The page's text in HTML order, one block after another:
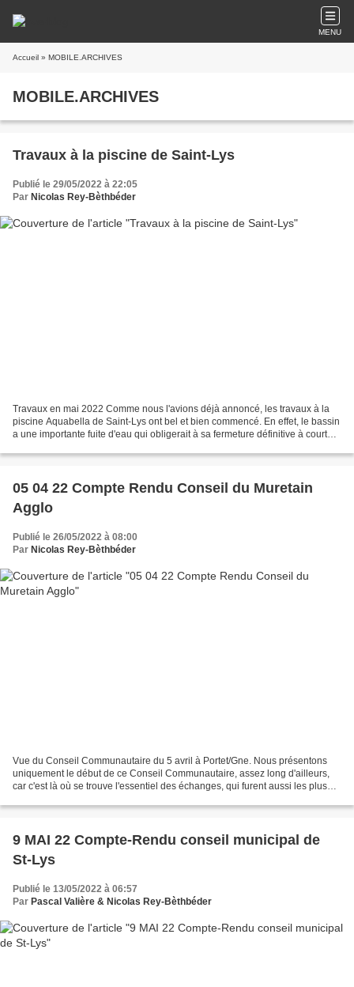
MENU
Accueil » MOBILE.ARCHIVES
MOBILE.ARCHIVES
Travaux à la piscine de Saint-Lys
Publié le 29/05/2022 à 22:05
Par Nicolas Rey-Bèthbéder
Travaux en mai 2022 Comme nous l'avions déjà annoncé, les travaux à la
piscine Aquabella de Saint-Lys ont bel et bien commencé. En effet, le bassin
a une importante fuite d'eau qui obligerait à sa fermeture définitive à court
05 04 22 Compte Rendu Conseil du Muretain
Agglo
Publié le 26/05/2022 à 08:00
Par Nicolas Rey-Bèthbéder
Vue du Conseil Communautaire du 5 avril à Portet/Gne. Nous présentons
uniquement le début de ce Conseil Communautaire, assez long d'ailleurs,
car c'est là où se trouve l'essentiel des échanges, qui furent aussi les plus
9 MAI 22 Compte-Rendu conseil municipal de
St-Lys
Publié le 13/05/2022 à 06:57
Par Pascal Valière & Nicolas Rey-Bèthbéder